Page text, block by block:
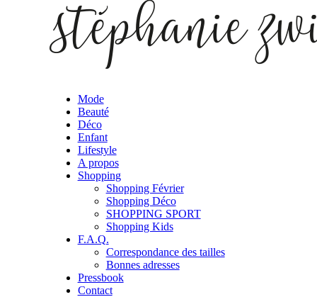
Mode
Beauté
Déco
Enfant
Lifestyle
A propos
Shopping
Shopping Février
Shopping Déco
SHOPPING SPORT
Shopping Kids
F.A.Q.
Correspondance des tailles
Bonnes adresses
Pressbook
Contact